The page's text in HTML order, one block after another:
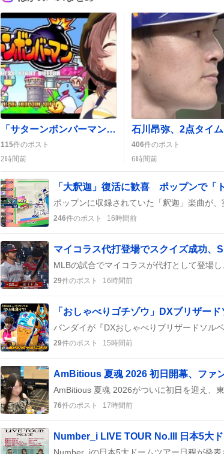
「サターンボンバーマン」クリア＆マスターモード突破に歓喜、ころさんのせっかちプレイが話題に
115件のポスト
2時間前
406件のポスト
6時間前
246件のポスト 16時間前
29件のポスト 16時間前
29件のポスト 15時間前
76件のポスト 17時間前